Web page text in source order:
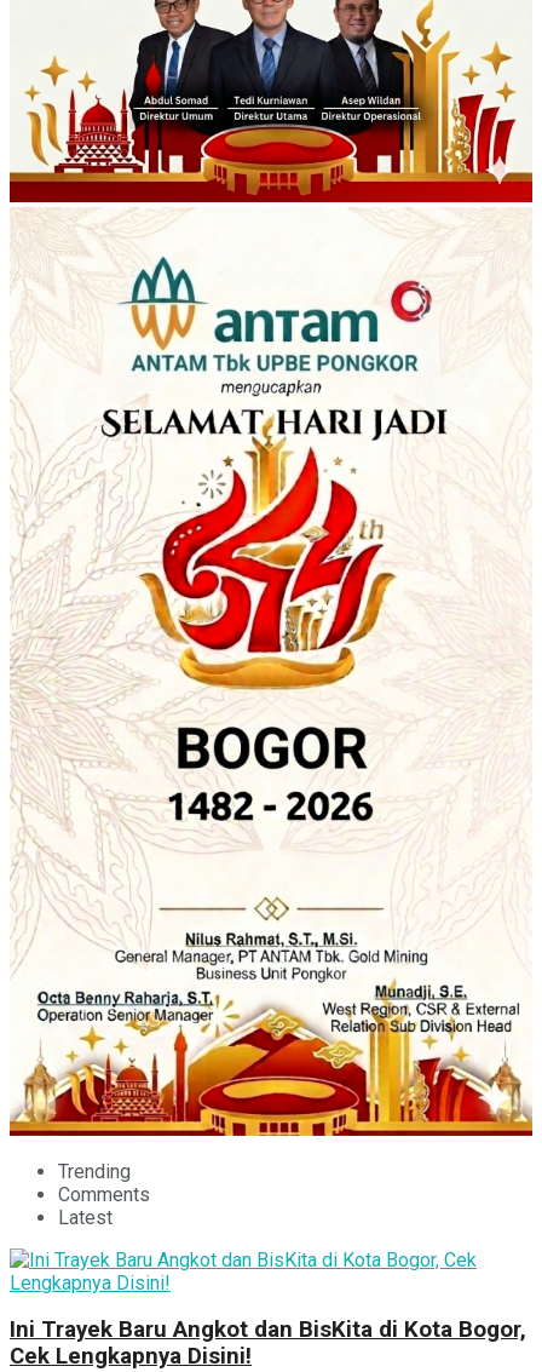
Trending
Comments
Latest
Ini Trayek Baru Angkot dan BisKita di Kota Bogor,
Cek Lengkapnya Disini!